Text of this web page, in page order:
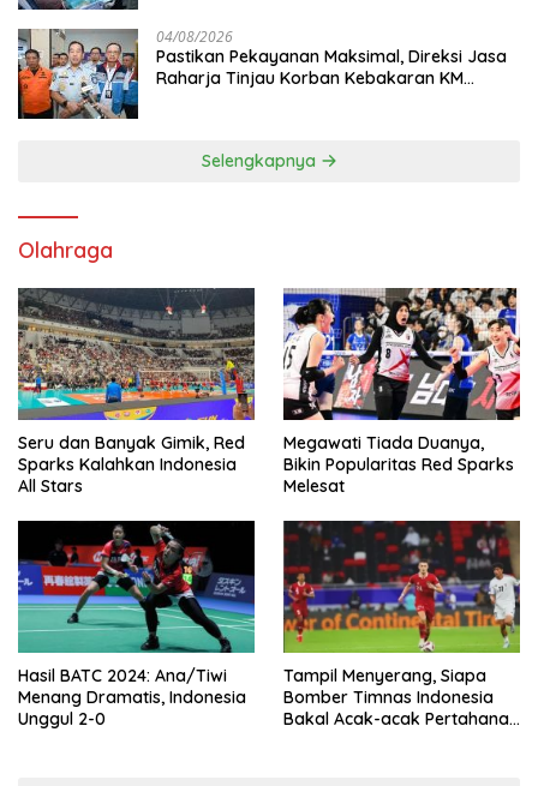
04/08/2026
Pastikan Pekayanan Maksimal, Direksi Jasa
Raharja Tinjau Korban Kebakaran KM
Selengkapnya
Olahraga
Seru dan Banyak Gimik, Red
Sparks Kalahkan Indonesia
All Stars
Megawati Tiada Duanya,
Bikin Popularitas Red Sparks
Melesat
Hasil BATC 2024: Ana/Tiwi
Menang Dramatis, Indonesia
Unggul 2-0
Tampil Menyerang, Siapa
Bomber Timnas Indonesia
Bakal Acak-acak Pertahanan